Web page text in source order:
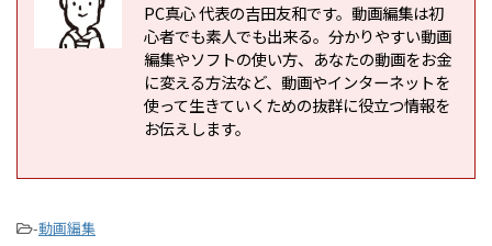
PC真心 代表の吉田友和です。動画編集は初
心者でも素人でも出来る。分かりやすい動画
編集やソフトの使い方、あなたの動画をお金
に変える方法など、動画やインターネットを
使って生きていくための抜群に役立つ情報を
お伝えします。
-動画編集